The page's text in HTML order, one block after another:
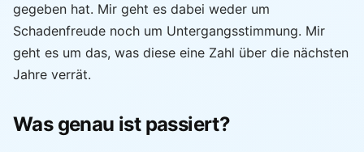
gegeben hat. Mir geht es dabei weder um
Schadenfreude noch um Untergangsstimmung. Mir
geht es um das, was diese eine Zahl über die nächsten
Jahre verrät.
Was genau ist passiert?